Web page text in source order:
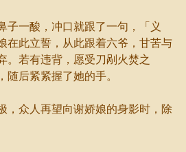
一酸，冲口就跟了一句，「义
在此立誓，从此跟着六爷，甘苦与
。若有违背，愿受刀剐火焚之
随后紧紧握了她的手。
众人再望向谢娇娘的身影时，除